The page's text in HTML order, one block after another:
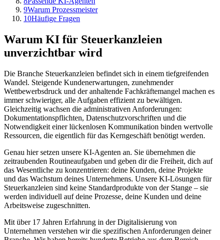
9Warum Prozessmeister
10Häufige Fragen
Warum KI für Steuerkanzleien
unverzichtbar wird
Die Branche Steuerkanzleien befindet sich in einem tiefgreifenden
Wandel. Steigende Kundenerwartungen, zunehmender
Wettbewerbsdruck und der anhaltende Fachkräftemangel machen es
immer schwieriger, alle Aufgaben effizient zu bewältigen.
Gleichzeitig wachsen die administrativen Anforderungen:
Dokumentationspflichten, Datenschutzvorschriften und die
Notwendigkeit einer lückenlosen Kommunikation binden wertvolle
Ressourcen, die eigentlich für das Kerngeschäft benötigt werden.
Genau hier setzen unsere KI-Agenten an. Sie übernehmen die
zeitraubenden Routineaufgaben und geben dir die Freiheit, dich auf
das Wesentliche zu konzentrieren: deine Kunden, deine Projekte
und das Wachstum deines Unternehmens. Unsere KI-Lösungen für
Steuerkanzleien sind keine Standardprodukte von der Stange – sie
werden individuell auf deine Prozesse, deine Kunden und deine
Arbeitsweise zugeschnitten.
Mit über 17 Jahren Erfahrung in der Digitalisierung von
Unternehmen verstehen wir die spezifischen Anforderungen deiner